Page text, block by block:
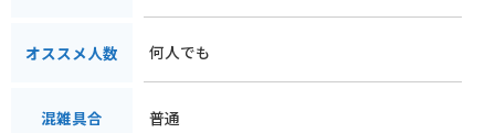
オススメ人数 何人でも
混雑具合 普通